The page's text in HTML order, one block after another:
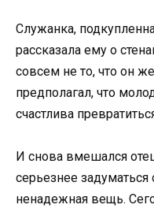
Служанка,
рассказала ему о
совсем не то, что он
предполагал, что
счастлива
И снова вмешался
серьезнее
ненадежная вещь.